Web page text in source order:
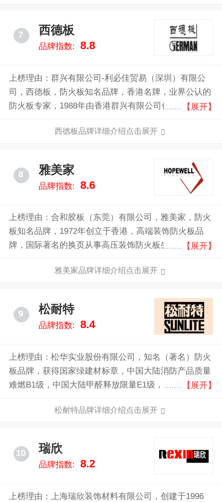
7 西德板
品牌指数: 8.8
上榜理由：群兴有限公司-利必佳贸易（深圳）有限公
司，西德板，防火板知名品牌，香港名牌，业界公认的
防火板专家，1988年由香港群兴有限公司创立，而其优
【展开】
西德板品牌详细介绍点击展开
8 雅美家
品牌指数: 8.6
上榜理由：合和胶板（东莞）有限公司，雅美家，防火
板知名品牌，1972年创立于香港，高端装饰防火板品
牌，国际著名的换页从事高压装饰防火板生产销售的公
【展开】
雅美家品牌详细介绍点击展开
9 松耐特
品牌指数: 8.4
上榜理由：松华实业股份有限公司，知名（著名）防火
板品牌，获得国家绿建材标章，中国大陆消防产品质量
难燃B1级，中国大陆甲醛释放限量E1级，以生产制造
【展开】
松耐特品牌详细介绍点击展开
10 瑞欣
品牌指数: 8.2
上榜理由：上海瑞欣装饰材料有限公司，创建于1996